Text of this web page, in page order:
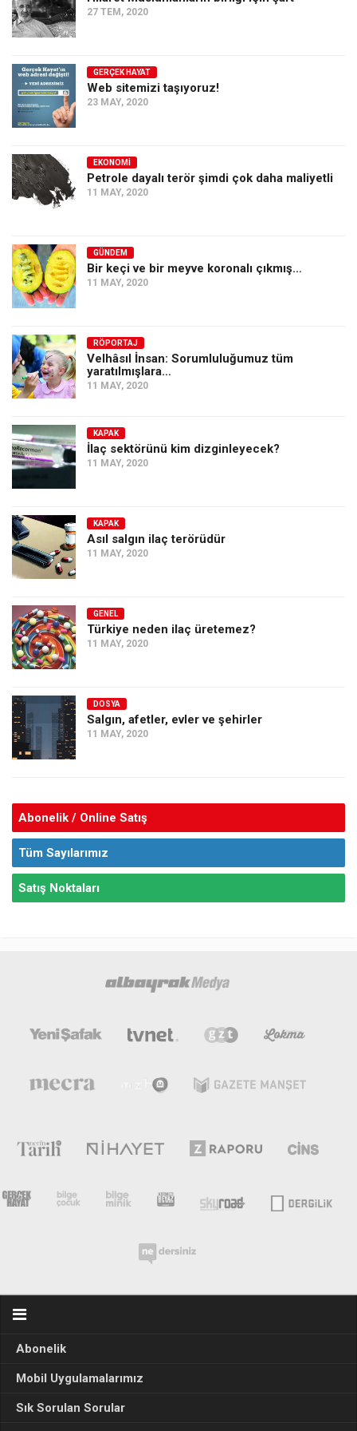
Ekonomi
Manzara
Sağlık
Gıda-Beslenme
Hayat
Türkiye
Siyaset
Avrupa
Asya
İslam Dünyası
Amerika
Avustralya
Düşünce
Dosyalar
27 TEM, 2020
GERÇEK HAYAT
Web sitemizi taşıyoruz!
23 MAY, 2020
EKONOMI
Petrole dayalı terör şimdi çok daha maliyetli
11 MAY, 2020
GÜNDEM
Bir keçi ve bir meyve koronalı çıkmış…
11 MAY, 2020
RÖPORTAJ
Velhâsıl İnsan: Sorumluluğumuz tüm
yaratılmışlara…
11 MAY, 2020
KAPAK
İlaç sektörünü kim dizginleyecek?
11 MAY, 2020
KAPAK
Asıl salgın ilaç terörüdür
11 MAY, 2020
GENEL
Türkiye neden ilaç üretemez?
11 MAY, 2020
DOSYA
Salgın, afetler, evler ve şehirler
11 MAY, 2020
Abonelik / Online Satış
Tüm Sayılarımız
Satış Noktaları
Abonelik
Mobil Uygulamalarımız
Sık Sorulan Sorular